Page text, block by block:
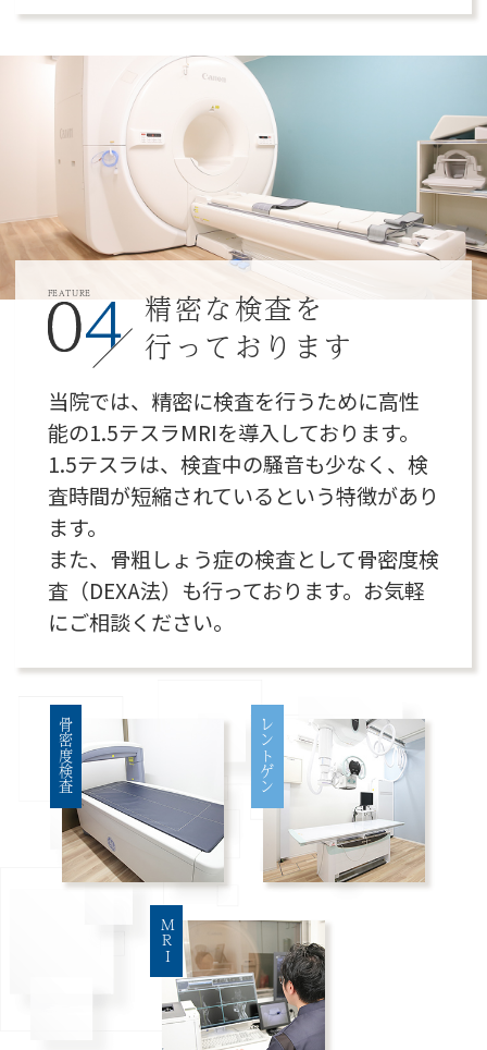
FEATURE
精密な検査を
行っております
当院では、精密に検査を行うために高性
能の1.5テスラMRIを導入しております。
1.5テスラは、検査中の騒音も少なく、検
査時間が短縮されているという特徴があり
ます。
また、骨粗しょう症の検査として骨密度検
査（DEXA法）も行っております。お気軽
にご相談ください。
骨密度検査 レントゲン
MRI